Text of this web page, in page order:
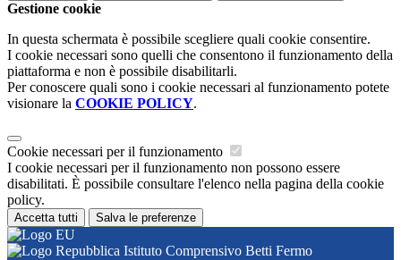
Gestione cookie
In questa schermata è possibile scegliere quali cookie consentire.
I cookie necessari sono quelli che consentono il funzionamento della
piattaforma e non è possibile disabilitarli.
Per conoscere quali sono i cookie necessari al funzionamento potete
visionare la COOKIE POLICY.
Cookie necessari per il funzionamento
I cookie necessari per il funzionamento non possono essere
disabilitati. È possibile consultare l'elenco nella pagina della cookie
policy.
Accetta tutti Salva le preferenze
Istituto Comprensivo Betti Fermo